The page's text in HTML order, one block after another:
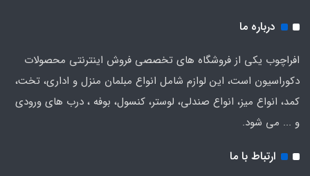
درباره ما
افراچوب یکی از فروشگاه های تخصصی فروش اینترنتی محصولات
دکوراسیون است، این لوازم شامل انواع مبلمان منزل و اداری، تخت،
کمد، انواع میز، انواع صندلی، لوستر، کنسول، بوفه ، درب های ورودی
و ... می شود.
ارتباط با ما